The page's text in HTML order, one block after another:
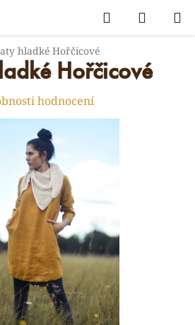
Hledat
KOŠÍK
hladké Hořčicové
Hořčicové
hodnocení